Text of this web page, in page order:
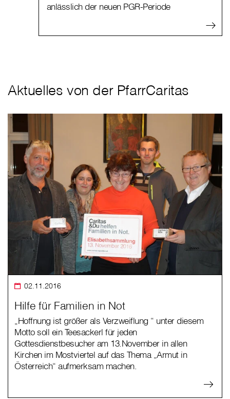
anlässlich der neuen PGR-Periode
Aktuelles von der PfarrCaritas
02.11.2016
Hilfe für Familien in Not
„Hoffnung ist größer als Verzweiflung “ unter diesem
Motto soll ein Teesackerl für jeden
Gottesdienstbesucher am 13.November in allen
Kirchen im Mostviertel auf das Thema „Armut in
Österreich“ aufmerksam machen.